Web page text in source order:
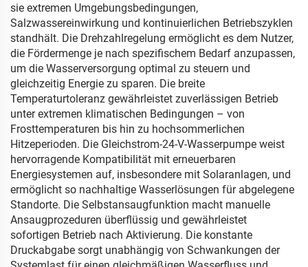
sie extremen Umgebungsbedingungen,
Salzwassereinwirkung und kontinuierlichen Betriebszyklen
standhält. Die Drehzahlregelung ermöglicht es dem Nutzer,
die Fördermenge je nach spezifischem Bedarf anzupassen,
um die Wasserversorgung optimal zu steuern und
gleichzeitig Energie zu sparen. Die breite
Temperaturtoleranz gewährleistet zuverlässigen Betrieb
unter extremen klimatischen Bedingungen – von
Frosttemperaturen bis hin zu hochsommerlichen
Hitzeperioden. Die Gleichstrom-24-V-Wasserpumpe weist
hervorragende Kompatibilität mit erneuerbaren
Energiesystemen auf, insbesondere mit Solaranlagen, und
ermöglicht so nachhaltige Wasserlösungen für abgelegene
Standorte. Die Selbstansaugfunktion macht manuelle
Ansaugprozeduren überflüssig und gewährleistet
sofortigen Betrieb nach Aktivierung. Die konstante
Druckabgabe sorgt unabhängig von Schwankungen der